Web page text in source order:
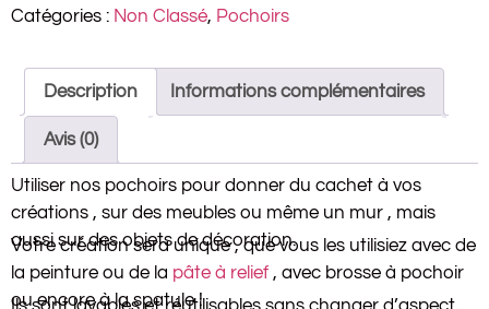
Catégories : Non Classé, Pochoirs
Description Informations complémentaires
Avis (0)
Utiliser nos pochoirs pour donner du cachet à vos
créations , sur des meubles ou même un mur , mais
aussi sur des objets de décoration.
Votre création sera unique , que vous les utilisiez avec de
la peinture ou de la pâte à relief , avec brosse à pochoir
ou encore à la spatule !